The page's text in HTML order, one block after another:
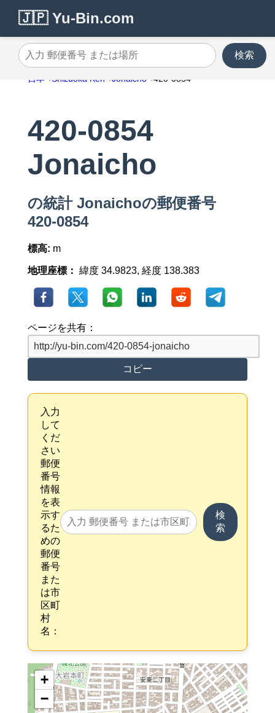
🇯🇵 Yu-Bin.com
入力 郵便番号 または場所
検索
日本 Shizuoka Ken Jonaicho 420-0854
420-0854
Jonaicho
の統計 Jonaichoの郵便番号
420-0854
標高: m
地理座標： 緯度 34.9823, 経度 138.383
ページを共有：
コピー
入力
して
くだ
さい
郵便
番号
情報
を表
示す
るた
めの
郵便
番号
また
は市
区町
村
名：
検
索
+
−